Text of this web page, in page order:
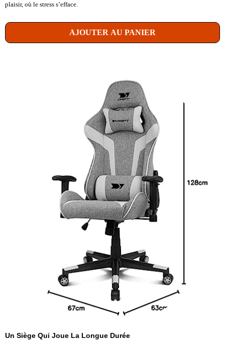
plaisir, où le stress s’efface.
AJOUTER AU PANIER
Un Siège Qui Joue La Longue Durée